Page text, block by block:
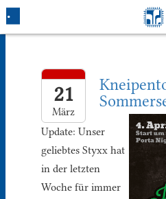
Blog
21
März
Update: Unser
geliebtes Styxx hat
in der letzten
Woche für immer